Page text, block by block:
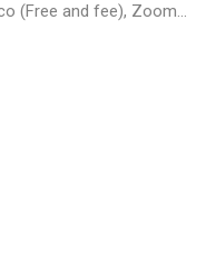
(Free and fee), Zoom…